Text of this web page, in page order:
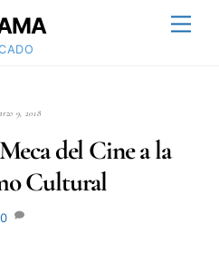
9, 2018
del Cine a la
Cultural
0